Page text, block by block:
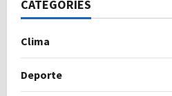
CATEGORIES
Clima
Deporte